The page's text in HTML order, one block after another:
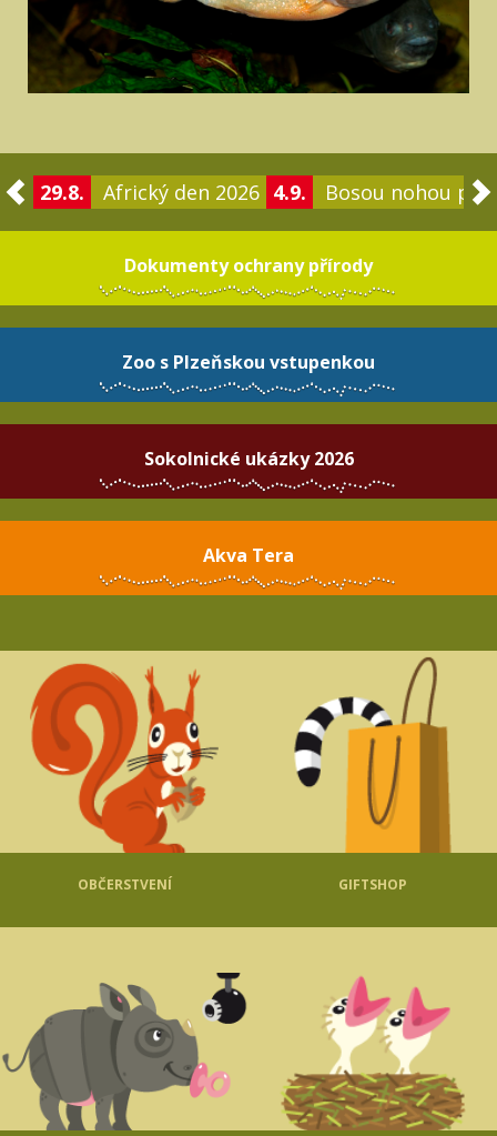
29.8. Africký den 2026 4.9. Bosou nohou po
Dokumenty ochrany přírody
Zoo s Plzeňskou vstupenkou
Sokolnické ukázky 2026
Akva Tera
OBČERSTVENÍ GIFTSHOP